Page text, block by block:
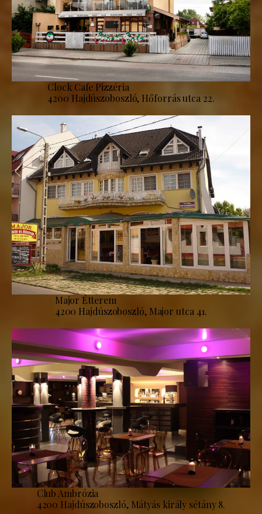
Clock Cafe Pizzéria
4200 Hajdúszoboszló, Hőforrás utca 22.
Major Étterem
4200 Hajdúszoboszló, Major utca 41.
Club Ambrózia
4200 Hajdúszoboszló, Mátyás király sétány 8.